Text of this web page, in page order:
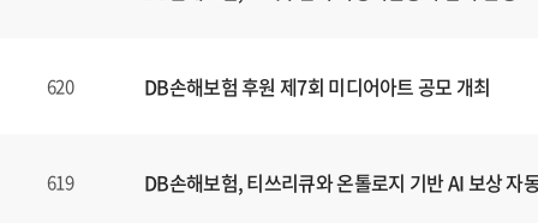
620 DB손해보험 후원 제7회 미디어아트 공모 개최
619 DB손해보험, 티쓰리큐와 온톨로지 기반 AI 보상 자